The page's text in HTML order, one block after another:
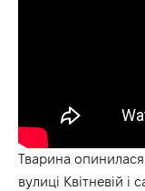
Тварина
вулиці Квітневій і